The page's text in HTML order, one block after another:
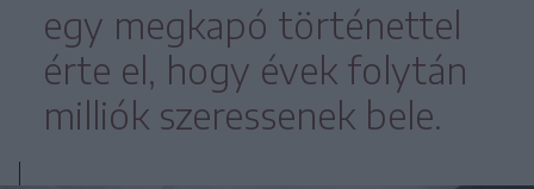
egy megkapó történettel
érte el, hogy évek folytán
milliók szeressenek bele.